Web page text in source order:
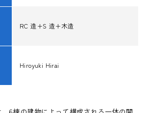
RC 造+S 造+木造
Hiroyuki Hirai